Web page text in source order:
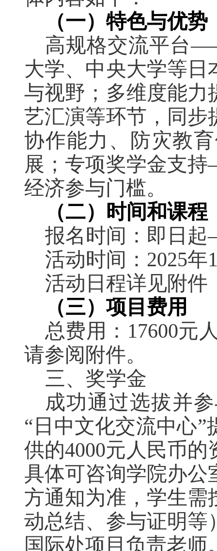
（一）特色与优势
高规格交流平台
大学、中央大学等
与视野；多维度能
艺汇演等环节，同步
协作能力、防灾教
展；专项奖学金支
经济参与门槛。
（二）时间和课程
报名时间：即日起
活动时间： 2025年
活动日程详见附件
（三）项目费用
总费用： 17600元
请参阅附件。
三、奖学金
成功通过选拔并
“ 日中文化交流中心”
供的4000元人民币的
具体可咨询学院办公
方通知为准，学生需
动总结、参与证明等
国际处项目负责老师